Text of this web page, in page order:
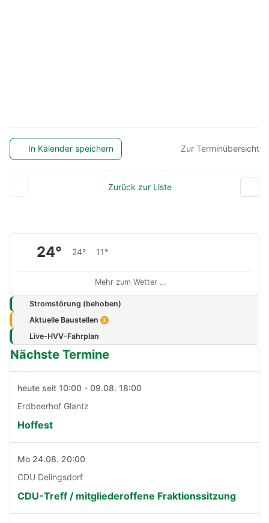
In Kalender speichern Zur Terminübersicht
Zurück zur Liste
24° 24° 11°
Mehr zum Wetter …
Stromstörung (behoben)
Aktuelle Baustellen 3
Live-HVV-Fahrplan
Nächste Termine
heute seit 10:00 - 09.08. 18:00
Erdbeerhof Glantz
Hoffest
Mo 24.08. 20:00
CDU Delingsdorf
CDU-Treff / mitgliederoffene Fraktionssitzung